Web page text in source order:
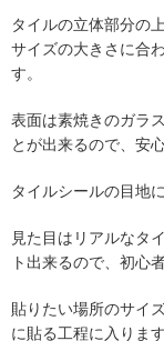
タイルの立体部分の
サイズの大きさに合
す。
表面は素焼きのガラ
とが出来るので、安
タイルシールの目地
見た目はリアルなタ
ト出来るので、初心
貼りたい場所のサイ
に貼る工程に入ります